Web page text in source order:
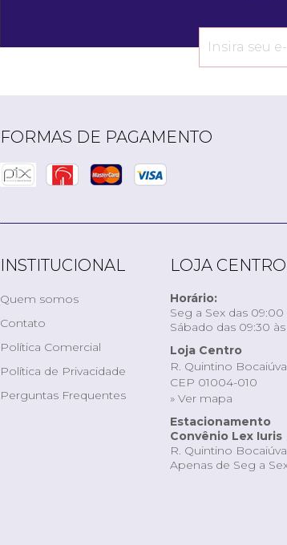
FORMAS DE PAGAMENTO
INSTITUCIONAL
Quem somos
Contato
Política Comercial
Política de Privacidade
Perguntas Frequentes
LOJA CENTRO
Horário:
Seg a Sex das 09:00
Sábado das 09:30 às
Loja Centro
R. Quintino
CEP 01004-010
» Ver mapa
Estacionamento
Convênio Lex Iuris
R. Quintino
Apenas de Seg a